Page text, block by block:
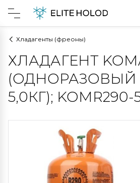
Хладагенты (фреоны)
ХЛАДАГЕНТ
5,0КГ); KOMR290-